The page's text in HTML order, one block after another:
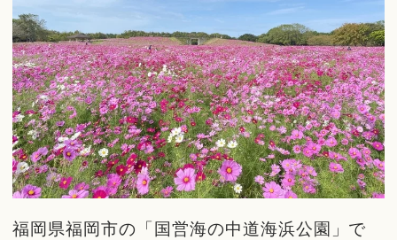
福岡県福岡市の「国営海の中道海浜公園」で